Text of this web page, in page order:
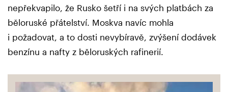
nepřekvapilo, že Rusko šetří i na svých platbách za
běloruské přátelství. Moskva navíc mohla
i požadovat, a to dosti nevybíravě, zvýšení dodávek
benzínu a nafty z běloruských rafinerií.